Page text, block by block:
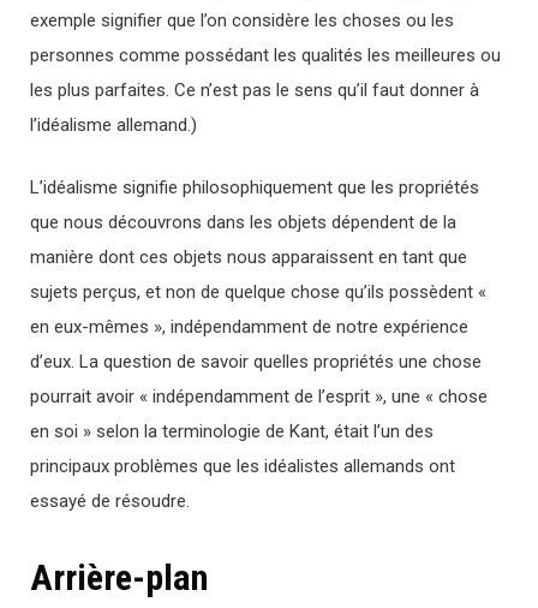
exemple signifier que l’on considère les choses ou les
personnes comme possédant les qualités les meilleures ou
les plus parfaites. Ce n’est pas le sens qu’il faut donner à
l’idéalisme allemand.)
L’idéalisme signifie philosophiquement que les propriétés
que nous découvrons dans les objets dépendent de la
manière dont ces objets nous apparaissent en tant que
sujets perçus, et non de quelque chose qu’ils possèdent «
en eux-mêmes », indépendamment de notre expérience
d’eux. La question de savoir quelles propriétés une chose
pourrait avoir « indépendamment de l’esprit », une « chose
en soi » selon la terminologie de Kant, était l’un des
principaux problèmes que les idéalistes allemands ont
essayé de résoudre.
Arrière-plan